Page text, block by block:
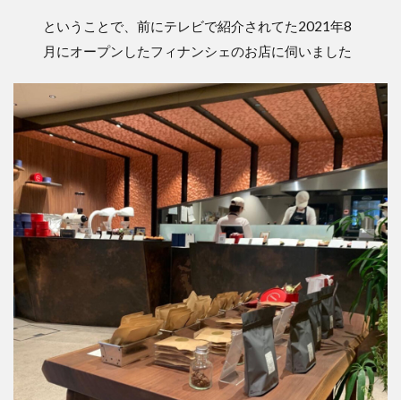
ということで、前にテレビで紹介されてた2021年8
月にオープンしたフィナンシェのお店に伺いました